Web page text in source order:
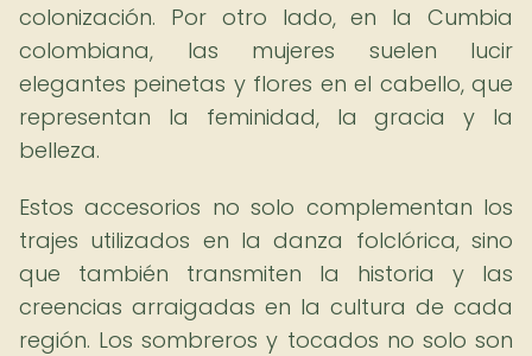
colonización. Por otro lado, en la Cumbia
colombiana, las mujeres suelen lucir
elegantes peinetas y flores en el cabello, que
representan la feminidad, la gracia y la
belleza.
Estos accesorios no solo complementan los
trajes utilizados en la danza folclórica, sino
que también transmiten la historia y las
creencias arraigadas en la cultura de cada
región. Los sombreros y tocados no solo son